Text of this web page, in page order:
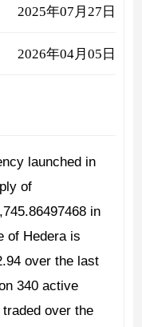
2025年07月27日
2026年04月05日
launched in
of
in
of Hedera is
over the last
340 active
over the